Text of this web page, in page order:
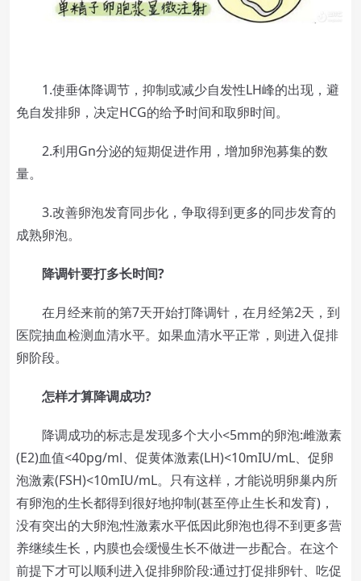
1.使垂体降调节，抑制或减少自发性LH峰的出现，避
免自发排卵，决定HCG的给予时间和取卵时间。
2.利用Gn分泌的短期促进作用，增加卵泡募集的数
量。
3.改善卵泡发育同步化，争取得到更多的同步发育的
成熟卵泡。
降调针要打多长时间?
在月经来前的第7天开始打降调针，在月经第2天，到
医院抽血检测血清水平。如果血清水平正常，则进入促排
卵阶段。
怎样才算降调成功?
降调成功的标志是发现多个大小<5mm的卵泡:雌激素
(E2)血值<40pg/ml、促黄体激素(LH)<10mIU/mL、促卵
泡激素(FSH)<10mIU/mL。只有这样，才能说明卵巢内所
有卵泡的生长都得到很好地抑制(甚至停止生长和发育)，
没有突出的大卵泡;性激素水平低因此卵泡也得不到更多营
养继续生长，内膜也会缓慢生长不做进一步配合。在这个
前提下才可以顺利进入促排卵阶段:通过打促排卵针、吃促